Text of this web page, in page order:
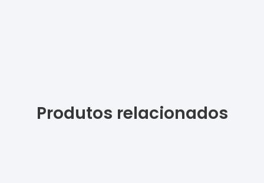
Produtos relacionados